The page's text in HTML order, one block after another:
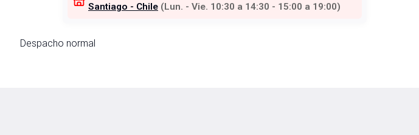
Santiago - Chile (Lun. - Vie. 10:30 a 14:30 - 15:00 a 19:00)
Despacho normal